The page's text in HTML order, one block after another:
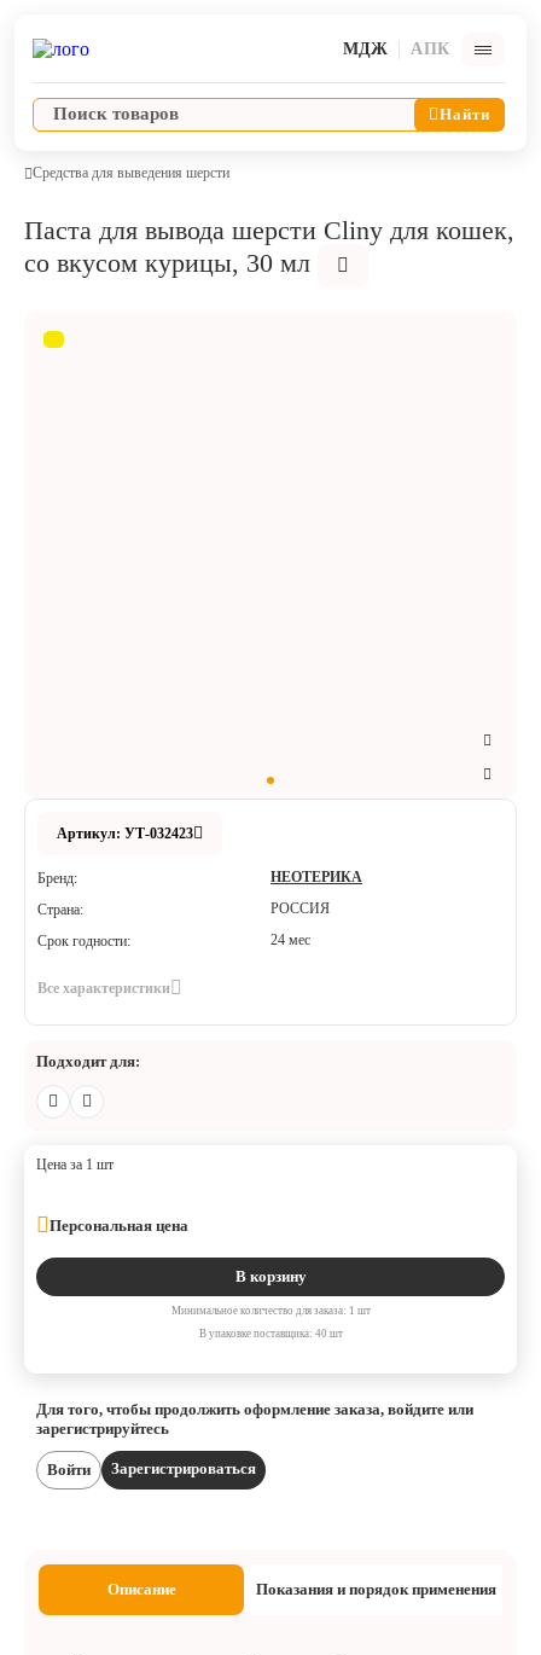
МДЖ АПК
Найти
Ветпрепараты
Средства для выведения шерсти
Паста для вывода шерсти Cliny для кошек,
со вкусом курицы, 30 мл
Артикул: УТ-032423
Бренд:
НЕОТЕРИКА
Страна:
РОССИЯ
Срок годности:
24 мес
Все характеристики
Подходит для:
Цена за 1 шт
Персональная цена
В корзину
Минимальное количество для заказа: 1 шт
В упаковке поставщика: 40 шт
Для того, чтобы продолжить оформление заказа, войдите или
зарегистрируйтесь
Войти Зарегистрироваться
Описание Показания и порядок применения